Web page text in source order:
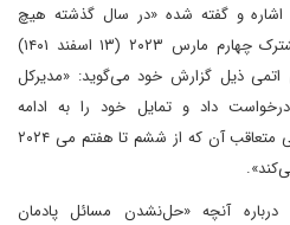
اشاره و گفته شده‌ «در سال گذشته هیچ
پیشرفتی در زمینه اجرای بیانیه مشترک چهارم مارس ۲۰۲۳ (۱۳ اسفند ۱۴۰۱)
ذیل گزارش خود می‌گوید‌: «مدیرکل
داد و تمایل خود را به ادامه
گفت‌وگو‌های سطح بالا و مبادلات فنی متعاقب آن که از ششم تا هفتم می‌ ۲۰۲۴
آنچه «حل‌نشدن مسائل پادمان